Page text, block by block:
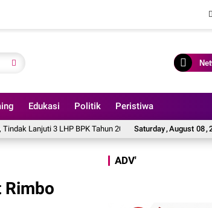
Edukasi Politik Peristiwa
Saturday,August 08,
BPK Tahun 2025 Akun FB Bang Haye Diduga Milik
Rimbo
ADV'